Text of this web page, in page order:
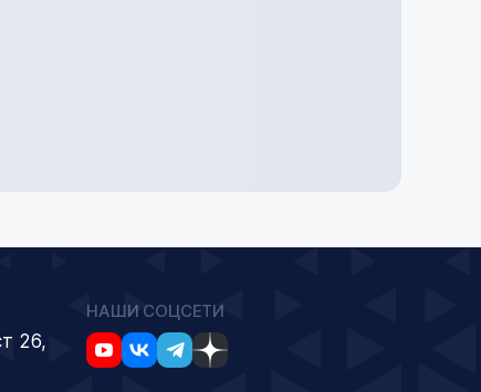
26,
НАШИ СОЦСЕТИ